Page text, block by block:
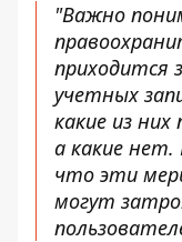
"Важно
приходится
учетных
какие из
а какие
что эти
могут